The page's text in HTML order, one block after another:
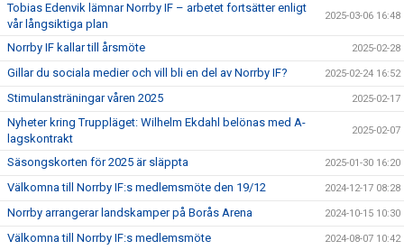
Tobias Edenvik lämnar Norrby IF – arbetet fortsätter enligt
vår långsiktiga plan
2025-03-06 16:48
Norrby IF kallar till årsmöte 2025-02-28
Gillar du sociala medier och vill bli en del av Norrby IF? 2025-02-24 16:52
Stimulansträningar våren 2025 2025-02-17
Nyheter kring Truppläget: Wilhelm Ekdahl belönas med A-
lagskontrakt
2025-02-07
Säsongskorten för 2025 är släppta 2025-01-30 16:20
Välkomna till Norrby IF:s medlemsmöte den 19/12 2024-12-17 08:28
Norrby arrangerar landskamper på Borås Arena 2024-10-15 10:30
Välkomna till Norrby IF:s medlemsmöte 2024-08-07 10:42